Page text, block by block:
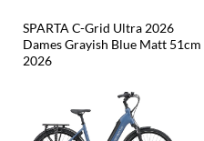
SPARTA C-Grid Ultra 2026
Dames Grayish Blue Matt 51cm
2026